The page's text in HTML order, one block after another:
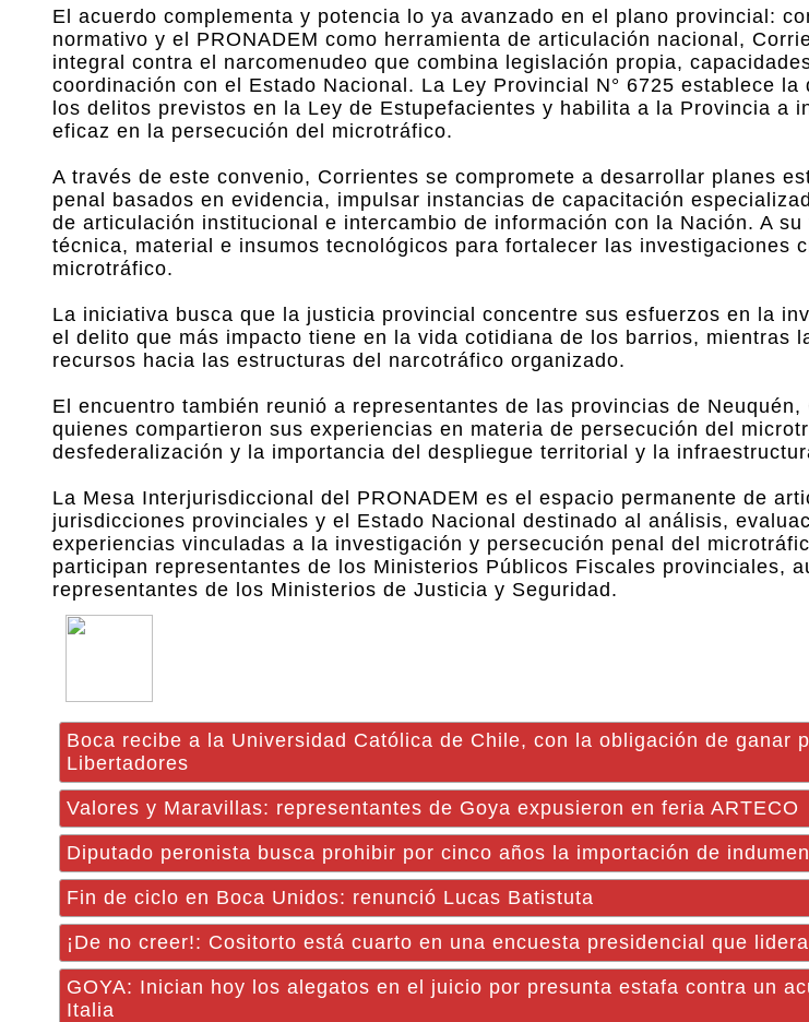
El acuerdo complementa y potencia lo ya avanzado en el plano provincial:
normativo y el PRONADEM como herramienta de articulación nacional,
integral contra el narcomenudeo que combina legislación propia,
coordinación con el Estado Nacional. La Ley Provincial N° 6725 establece
los delitos previstos en la Ley de Estupefacientes y habilita a la Provincia a
eficaz en la persecución del microtráfico.
A través de este convenio, Corrientes se compromete a desarrollar planes
penal basados en evidencia, impulsar instancias de capacitación
de articulación institucional e intercambio de información con la Nación. A
técnica, material e insumos tecnológicos para fortalecer las investigaciones
microtráfico.
La iniciativa busca que la justicia provincial concentre sus esfuerzos en la
el delito que más impacto tiene en la vida cotidiana de los barrios, mientras
recursos hacia las estructuras del narcotráfico organizado.
El encuentro también reunió a representantes de las provincias de
quienes compartieron sus experiencias en materia de persecución del
desfederalización y la importancia del despliegue territorial y la
La Mesa Interjurisdiccional del PRONADEM es el espacio permanente de
jurisdicciones provinciales y el Estado Nacional destinado al análisis,
experiencias vinculadas a la investigación y persecución penal del
participan representantes de los Ministerios Públicos Fiscales provinciales,
representantes de los Ministerios de Justicia y Seguridad.
Boca recibe a la Universidad Católica de Chile, con la obligación de ganar
Libertadores
Valores y Maravillas: representantes de Goya expusieron en feria ARTECO
Diputado peronista busca prohibir por cinco años la importación de
Fin de ciclo en Boca Unidos: renunció Lucas Batistuta
¡De no creer!: Cositorto está cuarto en una encuesta presidencial que
GOYA: Inician hoy los alegatos en el juicio por presunta estafa contra un
Italia